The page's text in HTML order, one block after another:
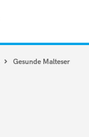
Gesunde Malteser